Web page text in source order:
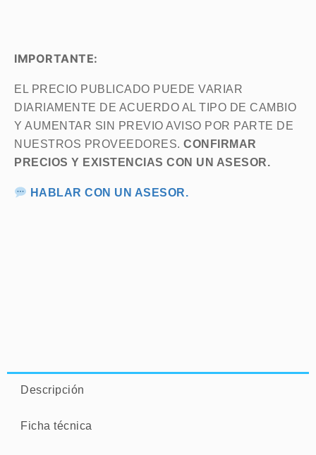
IMPORTANTE:
EL PRECIO PUBLICADO PUEDE VARIAR
DIARIAMENTE DE ACUERDO AL TIPO DE CAMBIO
Y AUMENTAR SIN PREVIO AVISO POR PARTE DE
NUESTROS PROVEEDORES. CONFIRMAR
PRECIOS Y EXISTENCIAS CON UN ASESOR.
HABLAR CON UN ASESOR.
Descripción
Ficha técnica